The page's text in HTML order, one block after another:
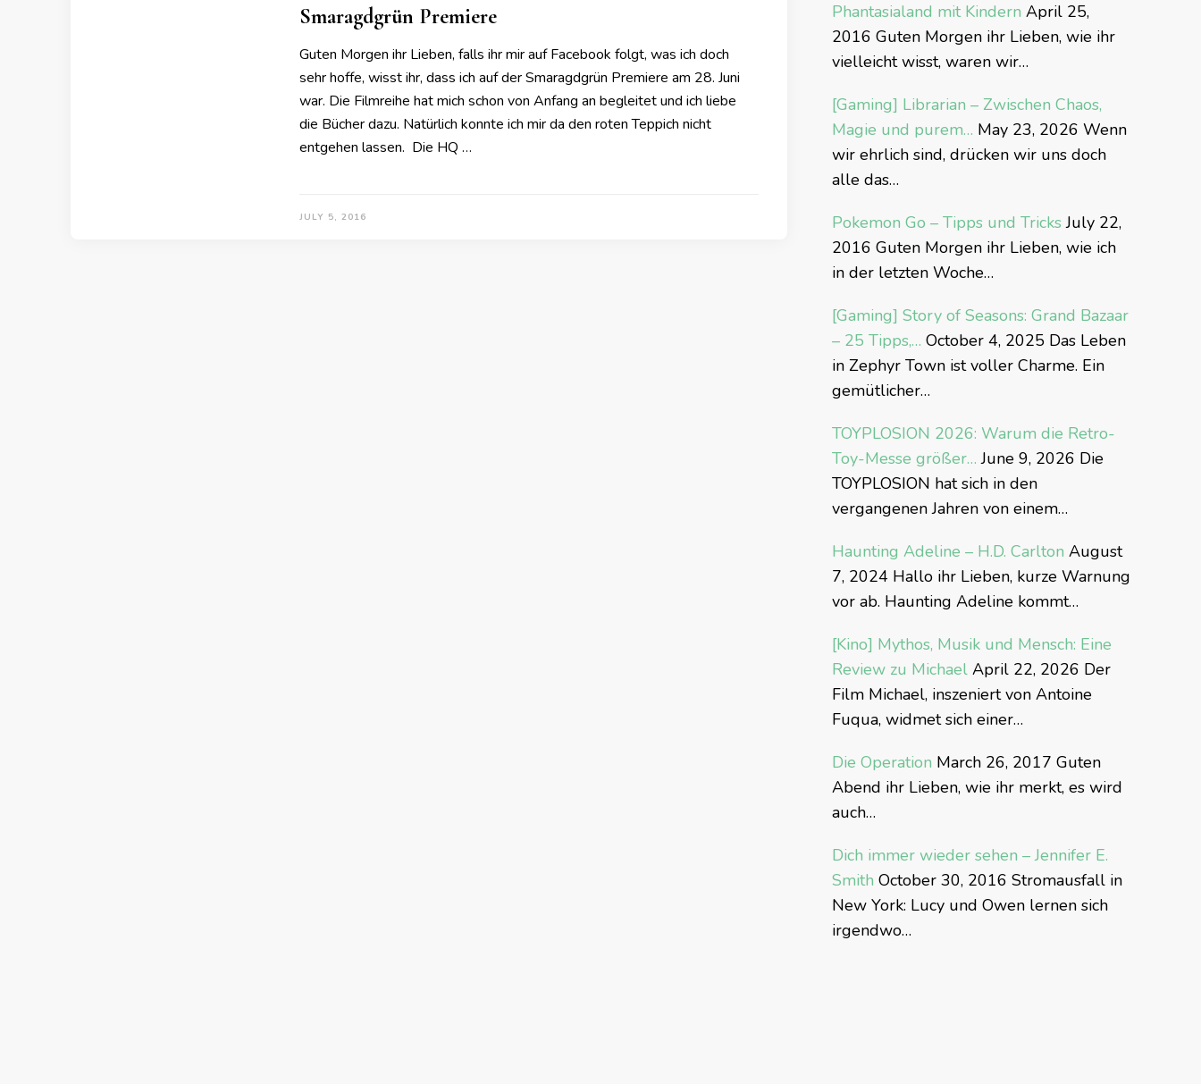
Smaragdgrün Premiere
Guten Morgen ihr Lieben, falls ihr mir auf Facebook folgt, was ich doch
sehr hoffe, wisst ihr, dass ich auf der Smaragdgrün Premiere am 28. Juni
war. Die Filmreihe hat mich schon von Anfang an begleitet und ich liebe
die Bücher dazu. Natürlich konnte ich mir da den roten Teppich nicht
entgehen lassen. Die HQ …
JULY 5, 2016
Phantasialand mit Kindern April 25,
2016 Guten Morgen ihr Lieben, wie ihr
vielleicht wisst, waren wir…
[Gaming] Librarian – Zwischen Chaos,
Magie und purem… May 23, 2026 Wenn
wir ehrlich sind, drücken wir uns doch
alle das…
Pokemon Go – Tipps und Tricks July 22,
2016 Guten Morgen ihr Lieben, wie ich
in der letzten Woche…
[Gaming] Story of Seasons: Grand Bazaar
– 25 Tipps,… October 4, 2025 Das Leben
in Zephyr Town ist voller Charme. Ein
gemütlicher…
TOYPLOSION 2026: Warum die Retro-
Toy-Messe größer… June 9, 2026 Die
TOYPLOSION hat sich in den
vergangenen Jahren von einem…
Haunting Adeline – H.D. Carlton August
7, 2024 Hallo ihr Lieben, kurze Warnung
vor ab. Haunting Adeline kommt…
[Kino] Mythos, Musik und Mensch: Eine
Review zu MichaelApril 22, 2026 Der
Film Michael, inszeniert von Antoine
Fuqua, widmet sich einer…
Die Operation March 26, 2017 Guten
Abend ihr Lieben, wie ihr merkt, es wird
auch…
Dich immer wieder sehen – Jennifer E.
Smith October 30, 2016 Stromausfall in
New York: Lucy und Owen lernen sich
irgendwo…